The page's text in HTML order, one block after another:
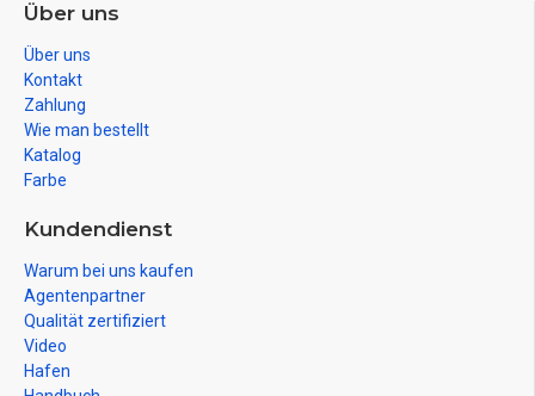
Über uns
Über uns
Kontakt
Zahlung
Wie man bestellt
Katalog
Farbe
Kundendienst
Warum bei uns kaufen
Agentenpartner
Qualität zertifiziert
Video
Hafen